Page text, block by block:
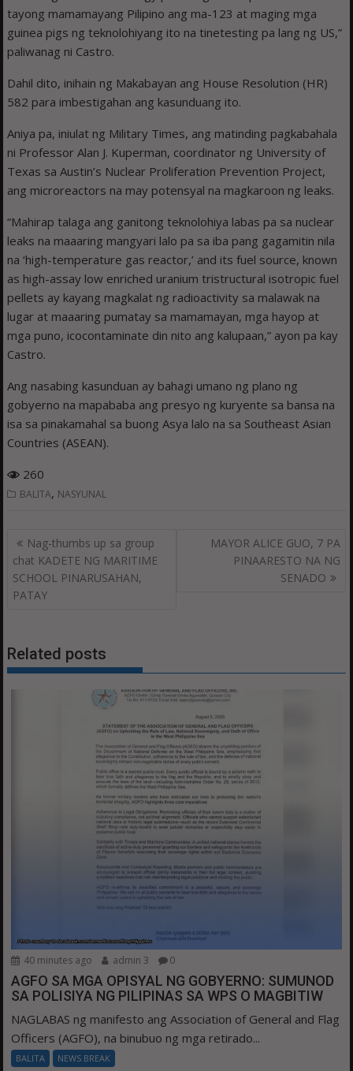
tayong mamamayang Pilipino ang ma-123 at maging mga
guinea pigs ng teknolohiyang ito na tinetesting pa lang ng US,”
paliwanag ni Castro.
Dahil dito, inihain ng Makabayan ang House Resolution (HR)
582 para imbestigahan ang kasunduang ito.
Aniya pa, iniulat ng Military Times, ang matinding pagkabahala
ni Professor Alan J. Kuperman, coordinator ng University of
Texas sa Austin’s Nuclear Proliferation Prevention Project,
ang microreactors na may potensyal na magkaroon ng leaks.
“Mahirap talaga ang ganitong teknolohiya labas pa sa nuclear
leaks na maaaring mangyari lalo pa sa iba pang gagamitin nila
na ‘high-temperature gas reactor,’ and its fuel source, known
as high-assay low enriched uranium tristructural isotropic fuel
pellets ay kayang magkalat ng radioactivity sa malawak na
lugar at maaaring pumatay sa mamamayan, mga hayop at
mga puno, icocontaminate din nito ang kalupaan,” ayon pa kay
Castro.
Ang nasabing kasunduan ay bahagi umano ng plano ng
gobyerno na mapababa ang presyo ng kuryente sa bansa na
isa sa pinakamahal sa buong Asya lalo na sa Southeast Asian
Countries (ASEAN).
260
BALITA, NASYUNAL
Post
navigation
Nag-thumbs up sa group
chat KADETE NG MARITIME
SCHOOL PINARUSAHAN,
PATAY
MAYOR ALICE GUO, 7 PA
PINAARESTO NA NG
SENADO
Related posts
40 minutes ago admin 3 0
AGFO SA MGA OPISYAL NG GOBYERNO: SUMUNOD
SA POLISIYA NG PILIPINAS SA WPS O MAGBITIW
NAGLABAS ng manifesto ang Association of General and Flag
Officers (AGFO), na binubuo ng mga retirado...
BALITA NEWS BREAK